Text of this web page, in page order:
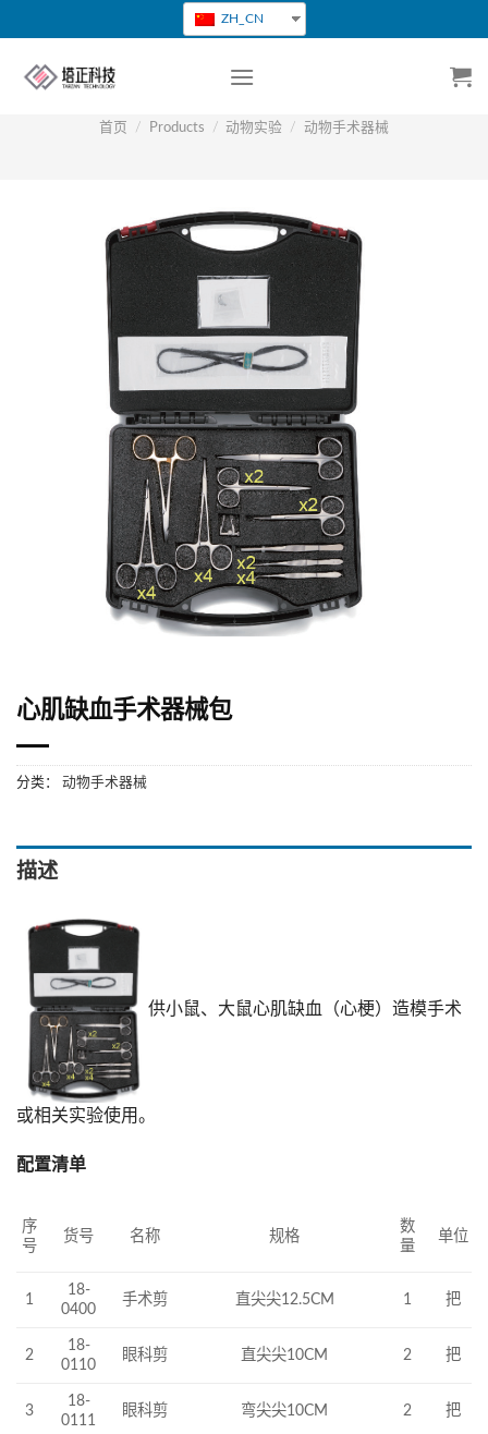
转
ZH_CN
首页 / Products / 动物实验 / 动物手术器械
心肌缺血手术器械包
分类： 动物手术器械
描述
供小鼠、大鼠心肌缺血（心梗）造模手术
或相关实验使用。
配置清单
序
号
货号 名称 规格
数
量
单位
1
18-
0400
手术剪 直尖尖12.5CM 1 把
2
18-
0110
眼科剪 直尖尖10CM 2 把
3
18-
0111
眼科剪 弯尖尖10CM 2 把